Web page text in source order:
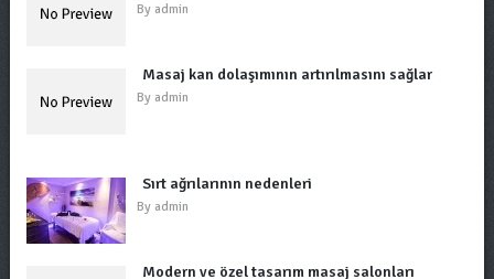
By admin
Masaj kan dolaşımının artırılmasını sağlar
By admin
Sırt ağrılarının nedenleri
By admin
Modern ve özel tasarım masaj salonları